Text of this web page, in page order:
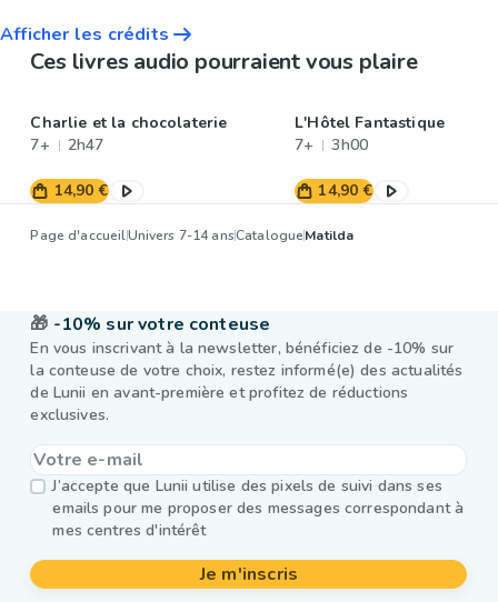
Afficher les crédits
Ces livres audio pourraient vous plaire
Charlie et la chocolaterie
7+
2h47
14,90 €
L'Hôtel Fantastique
7+
3h00
14,90 €
Page d'accueilUnivers 7-14 ansCatalogueMatilda
🎁 -10% sur votre conteuse
En vous inscrivant à la newsletter, bénéficiez de -10% sur
la conteuse de votre choix, restez informé(e) des actualités
de Lunii en avant-première et profitez de réductions
exclusives.
J’accepte que Lunii utilise des pixels de suivi dans ses
emails pour me proposer des messages correspondant à
mes centres d'intérêt
Je m'inscris